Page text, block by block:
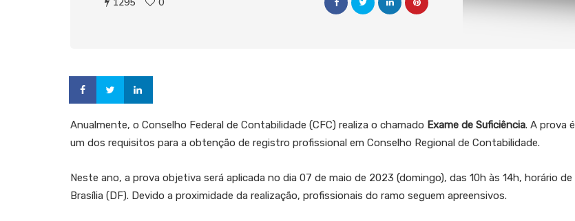
Anualmente, o Conselho Federal de Contabilidade (CFC) realiza o chamado Exame de Suficiência. A prova é
um dos requisitos para a obtenção de registro profissional em Conselho Regional de Contabilidade.
Neste ano, a prova objetiva será aplicada no dia 07 de maio de 2023 (domingo), das 10h às 14h, horário de
Brasília (DF). Devido a proximidade da realização, profissionais do ramo seguem apreensivos.